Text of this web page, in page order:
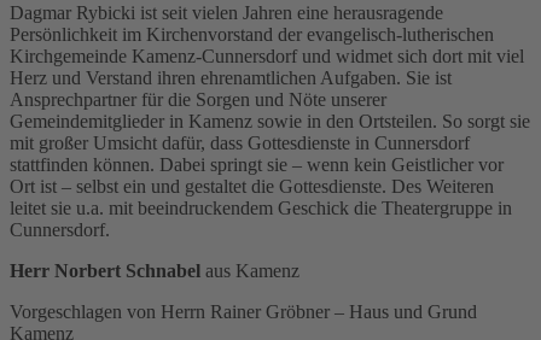
Dagmar Rybicki ist seit vielen Jahren eine herausragende
Persönlichkeit im Kirchenvorstand der evangelisch-lutherischen
Kirchgemeinde Kamenz-Cunnersdorf und widmet sich dort mit viel
Herz und Verstand ihren ehrenamtlichen Aufgaben. Sie ist
Ansprechpartner für die Sorgen und Nöte unserer
Gemeindemitglieder in Kamenz sowie in den Ortsteilen. So sorgt sie
mit großer Umsicht dafür, dass Gottesdienste in Cunnersdorf
stattfinden können. Dabei springt sie – wenn kein Geistlicher vor
Ort ist – selbst ein und gestaltet die Gottesdienste. Des Weiteren
leitet sie u.a. mit beeindruckendem Geschick die Theatergruppe in
Cunnersdorf.
Herr Norbert Schnabel aus Kamenz
Vorgeschlagen von Herrn Rainer Gröbner – Haus und Grund
Kamenz